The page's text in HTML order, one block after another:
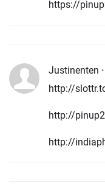
https://
Justinenten
http://
http://
http://